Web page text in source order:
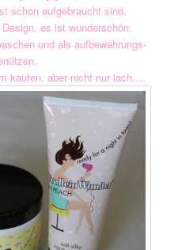
schon aufgebraucht sind.
es ist wunderschön.
und als aufbewahrungs-
kaufen, aber nicht nur lach….